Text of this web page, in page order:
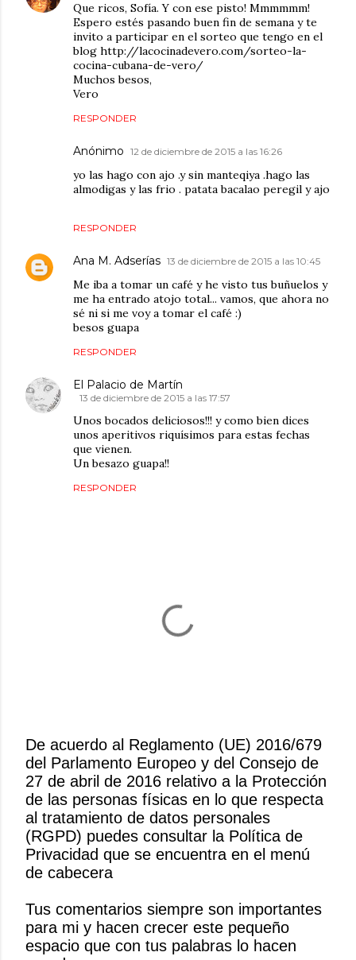
Que ricos, Sofía. Y con ese pisto! Mmmmmm!
Espero estés pasando buen fin de semana y te
invito a participar en el sorteo que tengo en el
blog http://lacocinadevero.com/sorteo-la-
cocina-cubana-de-vero/
Muchos besos,
Vero
RESPONDER
Anónimo 12 de diciembre de 2015 a las 16:26
yo las hago con ajo .y sin manteqiya .hago las
almodigas y las frio . patata bacalao peregil y ajo
RESPONDER
Ana M. Adserías 13 de diciembre de 2015 a las 10:45
Me iba a tomar un café y he visto tus buñuelos y
me ha entrado atojo total... vamos, que ahora no
sé ni si me voy a tomar el café :)
besos guapa
RESPONDER
El Palacio de Martín
13 de diciembre de 2015 a las 17:57
Unos bocados deliciosos!!! y como bien dices
unos aperitivos riquísimos para estas fechas
que vienen.
Un besazo guapa!!
RESPONDER
P
u
b
l
i
c
a
u
n
c
De acuerdo al Reglamento (UE) 2016/679
del Parlamento Europeo y del Consejo de
27 de abril de 2016 relativo a la Protección
de las personas físicas en lo que respecta
al tratamiento de datos personales
(RGPD) puedes consultar la Política de
Privacidad que se encuentra en el menú
de cabecera
Tus comentarios siempre son importantes
para mi y hacen crecer este pequeño
espacio que con tus palabras lo hacen